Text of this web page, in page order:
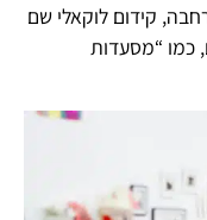
קידום לוקאלי שם
כמו “מסעדות